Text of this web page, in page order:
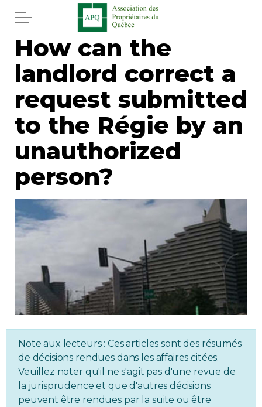
Skip to main content
Home
Services
News
Newspaper
Word of the editor
Legal
Regulation
Condo
Environment
Various
How can the
landlord correct a
request submitted
to the Régie by an
unauthorized
person?
Note aux lecteurs : Ces articles sont des résumés
de décisions rendues dans les affaires citées.
Veuillez noter qu'il ne s'agit pas d'une revue de
la jurisprudence et que d'autres décisions
peuvent être rendues par la suite ou être